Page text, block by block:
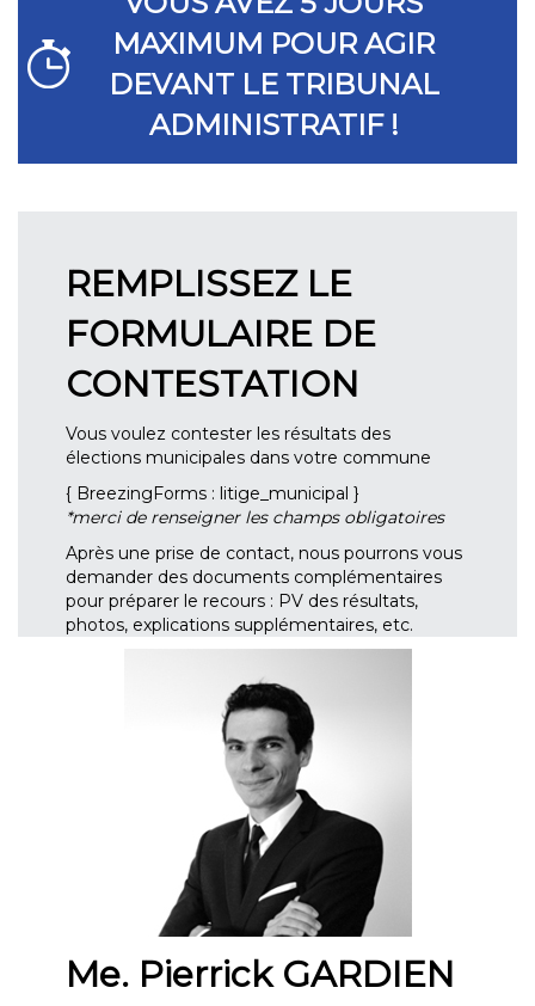
MAXIMUM POUR AGIR
DEVANT LE TRIBUNAL
ADMINISTRATIF !
REMPLISSEZ LE
FORMULAIRE DE
CONTESTATION
Vous voulez contester les résultats des
élections municipales dans votre commune
{ BreezingForms : litige_municipal }
*merci de renseigner les champs obligatoires
Après une prise de contact, nous pourrons vous
demander des documents complémentaires
pour préparer le recours : PV des résultats,
photos, explications supplémentaires, etc.
Me. Pierrick GARDIEN